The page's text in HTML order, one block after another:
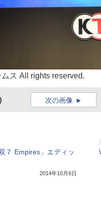
ス All rights reserved.
次の画像
７ Empires」エディッ
2014年10月6日